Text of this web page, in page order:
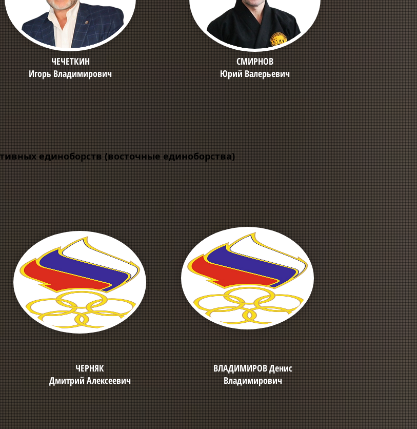
ЧЕЧЕТКИН
Игорь Владимирович
СМИРНОВ
Юрий Валерьевич
единоборств (восточные единоборства)
ЧЕРНЯК
Дмитрий Алексеевич
ВЛАДИМИРОВ Денис
Владимирович